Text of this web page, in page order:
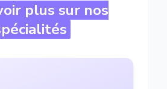
plus sur nos